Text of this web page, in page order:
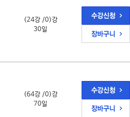
(24강 /0)강
30일
(64강 /0)강
70일